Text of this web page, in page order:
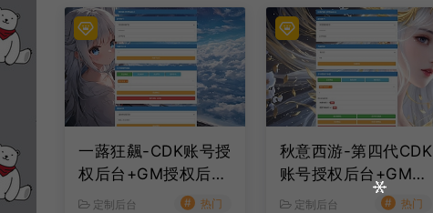
一蕗狂飆-CDK账号授
权后台+GM授权后台
+使用教程
定制后台 # 热门
秋意西游-第四代CDK
账号授权后台+GM授
权后台+使用教程
定制后台 # 热门